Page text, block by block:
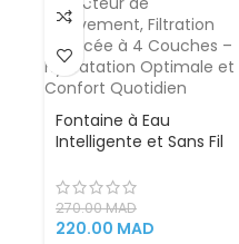
Fontaine à Eau
Intelligente et Sans Fil
Batterie Rechargeable,
Détecteur de
Mouvement, Filtration
270.00MAD
220.00 MAD